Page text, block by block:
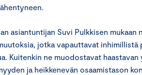
asiantuntijan Suvi Pulkkisen mukaan
jotka vapauttavat inhimillistä
Kuitenkin ne muodostavat haastavan
ja heikkenevän osaamistason